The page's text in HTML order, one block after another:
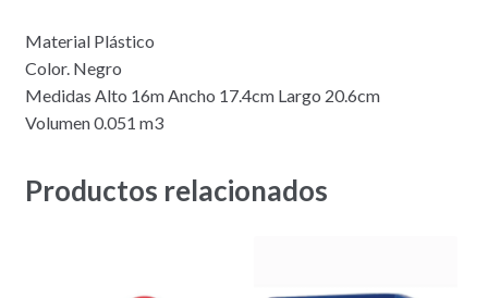
Material Plástico
Color. Negro
Medidas Alto 16m Ancho 17.4cm Largo 20.6cm
Volumen 0.051 m3
Productos relacionados